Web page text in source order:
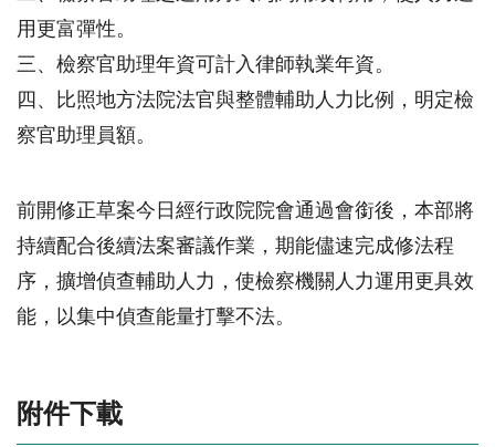
用更富彈性。
三、檢察官助理年資可計入律師執業年資。
四、比照地方法院法官與整體輔助人力比例，明定檢
察官助理員額。
前開修正草案今日經行政院院會通過會銜後，本部將
持續配合後續法案審議作業，期能儘速完成修法程
序，擴增偵查輔助人力，使檢察機關人力運用更具效
能，以集中偵查能量打擊不法。
附件下載